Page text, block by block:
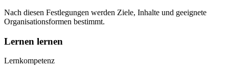
Nach diesen Festlegungen werden Ziele, Inhalte und geeignete
Organisationsformen bestimmt.
Lernen lernen
Lernkompetenz